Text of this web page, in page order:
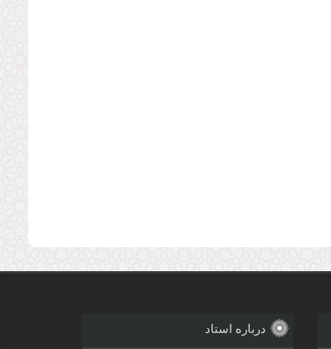
درباره استاد